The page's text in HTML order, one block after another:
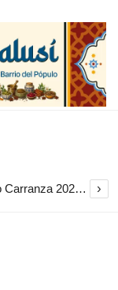
1 – 3 | La UD Las Palmas gana el Trofeo Carranza 2026 tras imponerse al Cádiz CF ›